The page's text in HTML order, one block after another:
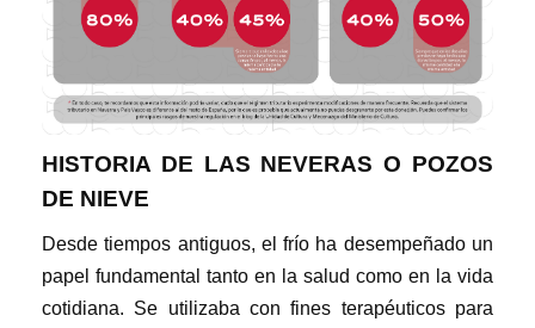
HISTORIA DE LAS NEVERAS O POZOS
DE NIEVE
Desde tiempos antiguos, el frío ha desempeñado un
papel fundamental tanto en la salud como en la vida
cotidiana. Se utilizaba con fines terapéuticos para